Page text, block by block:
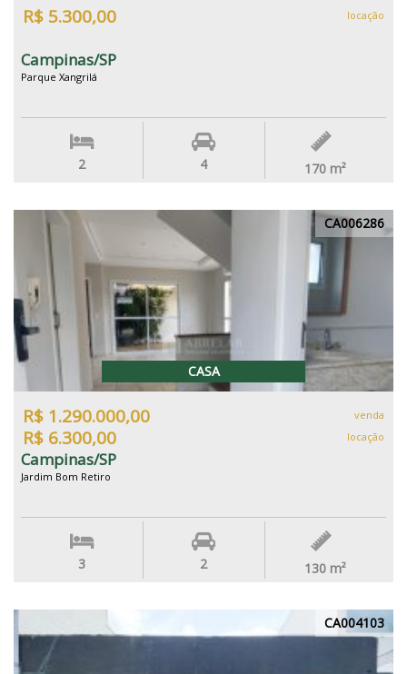
R$ 5.300,00 locação
Campinas/SP
Parque Xangrilá
2 4 170 m²
CA006286
CASA
R$ 1.290.000,00 venda
R$ 6.300,00 locação
Campinas/SP
Jardim Bom Retiro
3 2 130 m²
CA004103